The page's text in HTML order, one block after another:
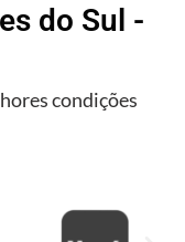
do Sul -
condições